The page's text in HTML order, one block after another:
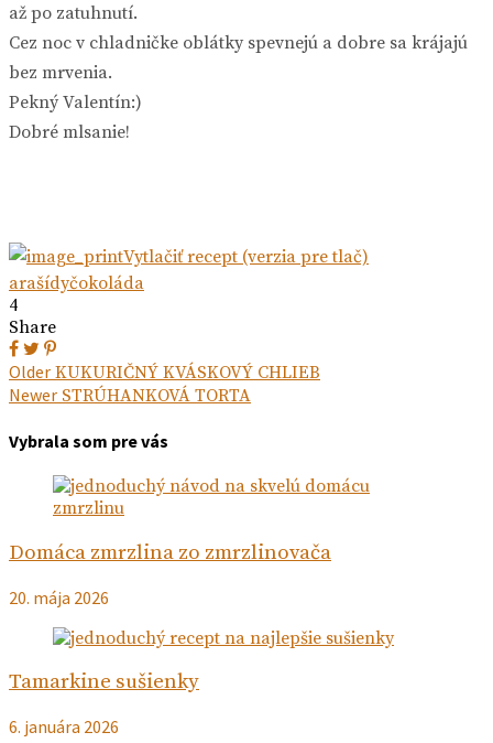
až po zatuhnutí.
Cez noc v chladničke oblátky spevnejú a dobre sa krájajú
bez mrvenia.
Pekný Valentín:)
Dobré mlsanie!
Vytlačiť recept (verzia pre tlač)
arašídyčokoláda
4
Share
Navigácia
v
článku
Older Next
post:
KUKURIČNÝ KVÁSKOVÝ CHLIEB
Newer Previous
STRÚHANKOVÁ TORTA
Vybrala som pre vás
Domáca zmrzlina zo zmrzlinovača
20. mája 2026
Tamarkine sušienky
6. januára 2026